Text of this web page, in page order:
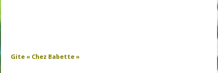
Gite « Chez Babette »